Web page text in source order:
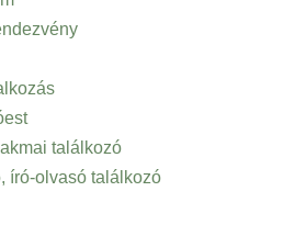
találkozó
író-olvasó találkozó